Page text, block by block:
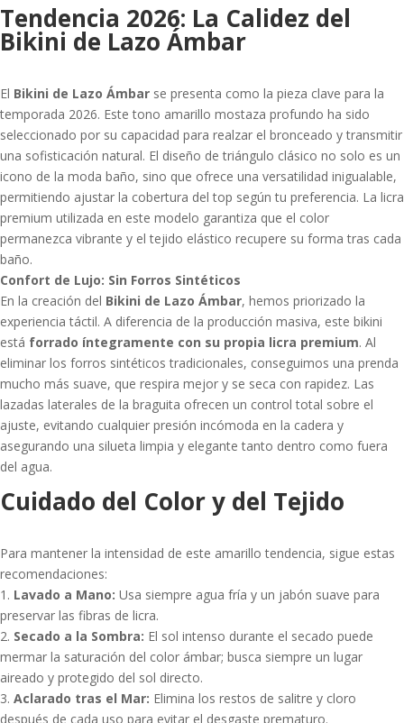
Tendencia 2026: La Calidez del
Bikini de Lazo Ámbar
El Bikini de Lazo Ámbar se presenta como la pieza clave para la
temporada 2026. Este tono amarillo mostaza profundo ha sido
seleccionado por su capacidad para realzar el bronceado y transmitir
una sofisticación natural. El diseño de triángulo clásico no solo es un
icono de la moda baño, sino que ofrece una versatilidad inigualable,
permitiendo ajustar la cobertura del top según tu preferencia. La licra
premium utilizada en este modelo garantiza que el color
permanezca vibrante y el tejido elástico recupere su forma tras cada
baño.
Confort de Lujo: Sin Forros Sintéticos
En la creación del Bikini de Lazo Ámbar, hemos priorizado la
experiencia táctil. A diferencia de la producción masiva, este bikini
está forrado íntegramente con su propia licra premium. Al
eliminar los forros sintéticos tradicionales, conseguimos una prenda
mucho más suave, que respira mejor y se seca con rapidez. Las
lazadas laterales de la braguita ofrecen un control total sobre el
ajuste, evitando cualquier presión incómoda en la cadera y
asegurando una silueta limpia y elegante tanto dentro como fuera
del agua.
Cuidado del Color y del Tejido
Para mantener la intensidad de este amarillo tendencia, sigue estas
recomendaciones:
1. Lavado a Mano: Usa siempre agua fría y un jabón suave para
preservar las fibras de licra.
2. Secado a la Sombra: El sol intenso durante el secado puede
mermar la saturación del color ámbar; busca siempre un lugar
aireado y protegido del sol directo.
3. Aclarado tras el Mar: Elimina los restos de salitre y cloro
después de cada uso para evitar el desgaste prematuro.